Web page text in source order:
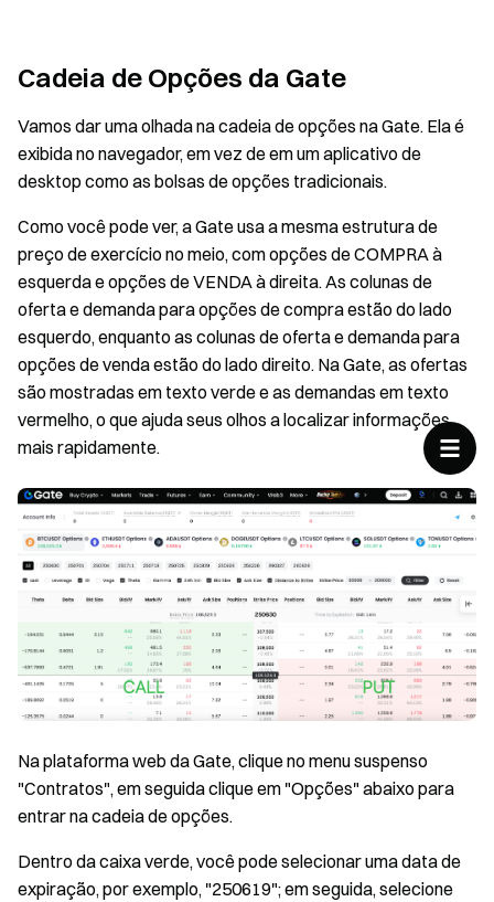
Cadeia de Opções da Gate
Vamos dar uma olhada na cadeia de opções na Gate. Ela é
exibida no navegador, em vez de em um aplicativo de
desktop como as bolsas de opções tradicionais.
Como você pode ver, a Gate usa a mesma estrutura de
preço de exercício no meio, com opções de COMPRA à
esquerda e opções de VENDA à direita. As colunas de
oferta e demanda para opções de compra estão do lado
esquerdo, enquanto as colunas de oferta e demanda para
opções de venda estão do lado direito. Na Gate, as ofertas
são mostradas em texto verde e as demandas em texto
vermelho, o que ajuda seus olhos a localizar informações
mais rapidamente.
Na plataforma web da Gate, clique no menu suspenso
"Contratos", em seguida clique em "Opções" abaixo para
entrar na cadeia de opções.
Dentro da caixa verde, você pode selecionar uma data de
expiração, por exemplo, "250619"; em seguida, selecione